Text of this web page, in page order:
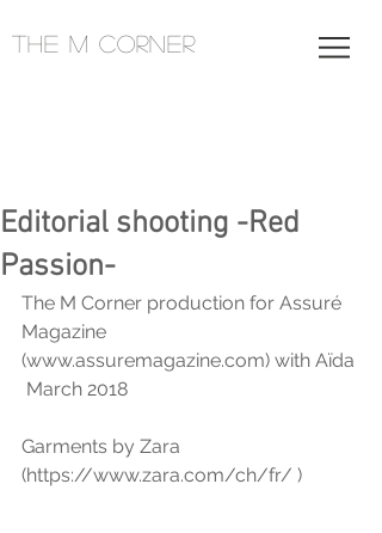
THE M CORNER
Editorial shooting -Red
Passion-
The M Corner production for Assuré
Magazine
(www.assuremagazine.com) with Aïda
March 2018
Garments by Zara
(https://www.zara.com/ch/fr/ )